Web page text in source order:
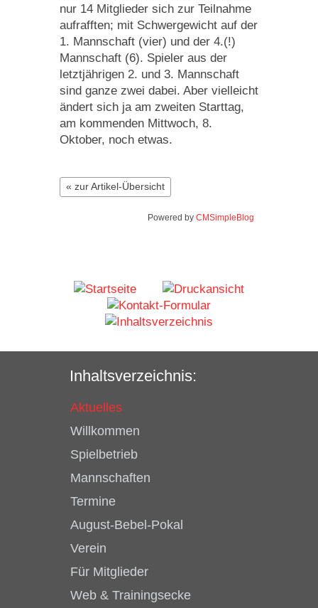
nur 14 Mitglieder sich zur Teilnahme
aufrafften; mit Schwergewicht auf der
1. Mannschaft (vier) und der 4.(!)
Mannschaft (6). Spieler aus der
letztjährigen 2. und 3. Mannschaft
sind ganze zwei dabei. Aber vielleicht
ändert sich ja am zweiten Starttag,
am kommenden Mittwoch, 8.
Oktober, noch etwas.
« zur Artikel-Übersicht
Powered by CMSimpleBlog
Inhaltsverzeichnis:
Aktuelles
Willkommen
Spielbetrieb
Mannschaften
Termine
August-Bebel-Pokal
Verein
Für Mitglieder
Web & Trainingsecke